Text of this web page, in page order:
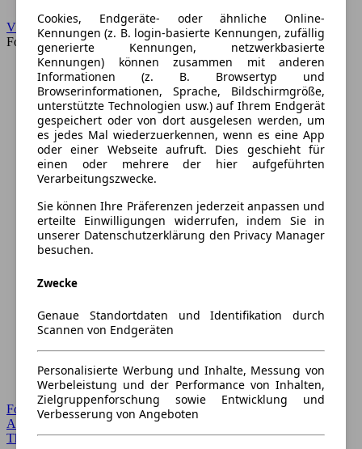
VW
Forum
Forum Startseite
Alle Auto-Foren
Themen-Forum
Cookies, Endgeräte- oder ähnliche Online-
Kennungen (z. B. login-basierte Kennungen, zufällig
generierte Kennungen, netzwerkbasierte
Kennungen) können zusammen mit anderen
Informationen (z. B. Browsertyp und
Browserinformationen, Sprache, Bildschirmgröße,
unterstützte Technologien usw.) auf Ihrem Endgerät
gespeichert oder von dort ausgelesen werden, um
es jedes Mal wiederzuerkennen, wenn es eine App
oder einer Webseite aufruft. Dies geschieht für
einen oder mehrere der hier aufgeführten
Verarbeitungszwecke.
Sie können Ihre Präferenzen jederzeit anpassen und
erteilte Einwilligungen widerrufen, indem Sie in
unserer Datenschutzerklärung den Privacy Manager
besuchen.
Zwecke
Genaue Standortdaten und Identifikation durch
Scannen von Endgeräten
Personalisierte Werbung und Inhalte, Messung von
Werbeleistung und der Performance von Inhalten,
Zielgruppenforschung sowie Entwicklung und
Verbesserung von Angeboten